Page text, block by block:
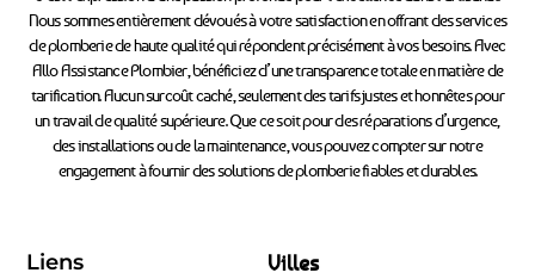
Nous sommes entièrement dévoués à votre satisfaction en offrant des services
de plomberie de haute qualité qui répondent précisément à vos besoins. Avec
Allo Assistance Plombier, bénéficiez d’une transparence totale en matière de
tarification. Aucun surcoût caché, seulement des tarifs justes et honnêtes pour
un travail de qualité supérieure. Que ce soit pour des réparations d’urgence,
des installations ou de la maintenance, vous pouvez compter sur notre
engagement à fournir des solutions de plomberie fiables et durables.
Liens Villes